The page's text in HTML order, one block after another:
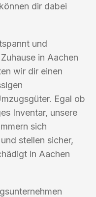
dir dabei
und
in Aachen
wir dir einen
Egal ob
Inventar, unsere
sich
stellen sicher,
in Aachen